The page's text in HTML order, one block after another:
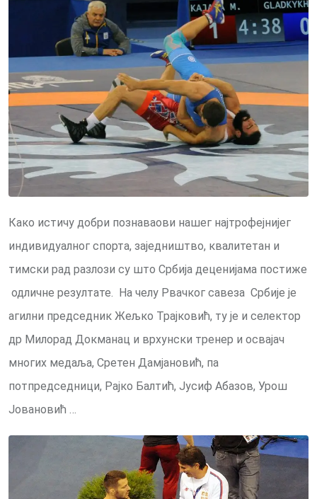
Како истичу добри познаваови нашег најтрофејнијег
индивидуалног спорта, заједништво, квалитетан и
тимски рад разлози су што Србија деценијама постиже
одличне резултате. На челу Рвачког савеза Србије је
агилни председник Жељко Трајковић, ту је и селектор
др Милорад Докманац и врхунски тренер и освајач
многих медаља, Сретен Дамјановић, па
потпредседници, Рајко Балтић, Јусиф Абазов, Урош
Јовановић …